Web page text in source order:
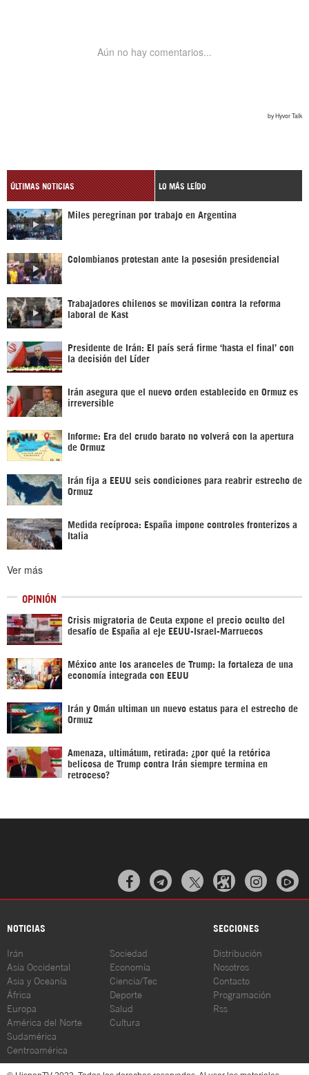
ÚLTIMAS NOTICIAS LO MÁS LEÍDO
Miles peregrinan por trabajo en Argentina
Colombianos protestan ante la posesión presidencial
Trabajadores chilenos se movilizan contra la reforma
laboral de Kast
Presidente de Irán: El país será firme ‘hasta el final’ con
la decisión del Líder
Irán asegura que el nuevo orden establecido en Ormuz es
irreversible
Informe: Era del crudo barato no volverá con la apertura
de Ormuz
Irán fija a EEUU seis condiciones para reabrir estrecho de
Ormuz
Medida recíproca: España impone controles fronterizos a
Italia
Ver más
OPINIÓN
Crisis migratoria de Ceuta expone el precio oculto del
desafío de España al eje EEUU-Israel-Marruecos
México ante los aranceles de Trump: la fortaleza de una
economía integrada con EEUU
Irán y Omán ultiman un nuevo estatus para el estrecho de
Ormuz
Amenaza, ultimátum, retirada: ¿por qué la retórica
belicosa de Trump contra Irán siempre termina en
retroceso?
  
NOTICIAS SECCIONES
Irán
Asia Occidental
Asia y Oceanía
África
Europa
América del Norte
Sudamérica
Centroamérica
Sociedad
Economía
Ciencia/Tec
Deporte
Salud
Cultura
Distribución
Nosotros
Contacto
Programación
Rss